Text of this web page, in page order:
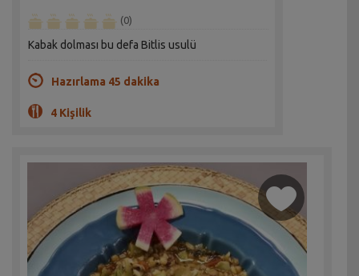
(0)
Kabak dolması bu defa Bitlis usulü
Hazırlama 45 dakika
4 Kişilik